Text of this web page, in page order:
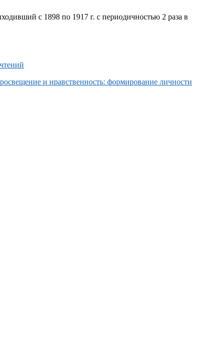
с 1898 по 1917 г. с периодичностью 2 раза в
и нравственность: формирование личности